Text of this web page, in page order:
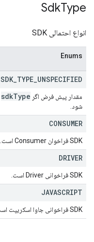
SdkType
انواع احتمالی SDK
Enums
SDK TYPE UNSPECIFIED
مقدار پیش فرض اگر sdkType
شود.
CONSUMER
SDK فراخوان Consumer است.
DRIVER
SDK فراخوانی Driver است.
JAVASCRIPT
SDK فراخوانی جاوا اسکریپت است.